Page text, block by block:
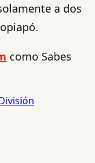
a dos
como Sabes